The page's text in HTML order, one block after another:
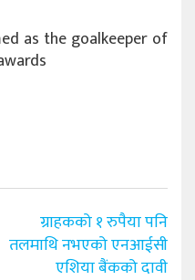
ग्राहकको १ रुपैया पनि
तलमाथि नभएको एनआईसी
एशिया बैंकको दावी